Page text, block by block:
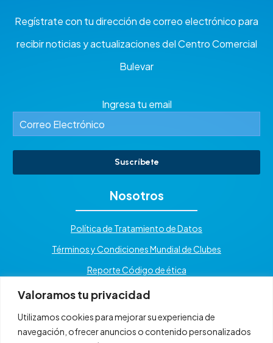
Valoramos tu privacidad
Utilizamos cookies para mejorar su experiencia de
navegación, ofrecer anuncios o contenido personalizados
Regístrate con tu dirección de correo electrónico para
recibir noticias y actualizaciones del Centro Comercial
Bulevar
Ingresa tu email
Suscríbete
Nosotros
Política de Tratamiento de Datos
Términos y Condiciones Mundial de Clubes
Reporte Código de ética